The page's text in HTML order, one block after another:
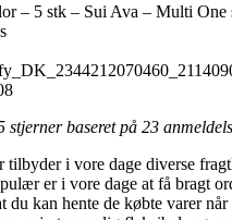
– 5 stk – Sui Ava – Multi One
stjerner baseret på 23
i vore dage diverse
er i vore dage at få bragt
du kan hente de købte varer når